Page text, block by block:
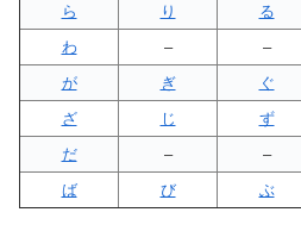
ら
り る
わ
– –
が
ぎ ぐ
ざ
じ ず
だ
– –
ば
び ぶ